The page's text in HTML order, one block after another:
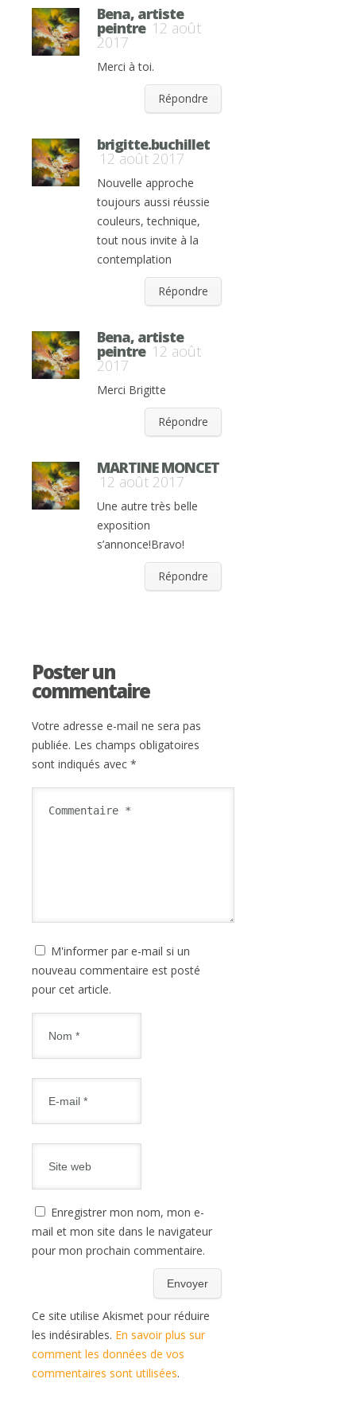
Bena, artiste
peintre 12 août
2017
Merci à toi.
Répondre
brigitte.buchillet
12 août 2017
Nouvelle approche
toujours aussi réussie
couleurs, technique,
tout nous invite à la
contemplation
Répondre
Bena, artiste
peintre 12 août
2017
Merci Brigitte
Répondre
MARTINE MONCET
12 août 2017
Une autre très belle
exposition
s’annonce!Bravo!
Répondre
Poster un
commentaire
Votre adresse e-mail ne sera pas
publiée. Les champs obligatoires
sont indiqués avec *
M'informer par e-mail si un
nouveau commentaire est posté
pour cet article.
Enregistrer mon nom, mon e-
mail et mon site dans le navigateur
pour mon prochain commentaire.
Ce site utilise Akismet pour réduire
les indésirables. En savoir plus sur
comment les données de vos
commentaires sont utilisées.